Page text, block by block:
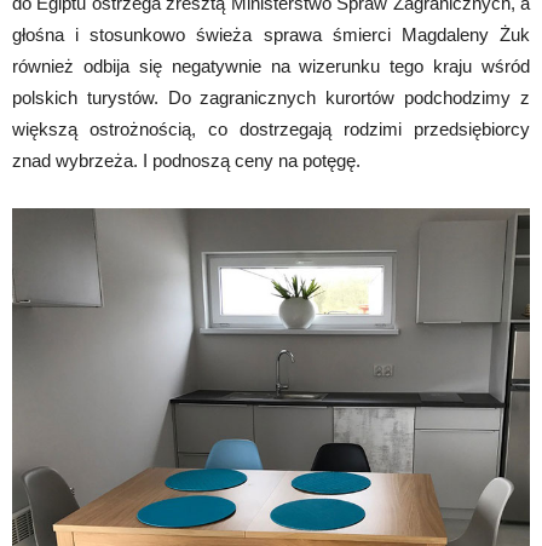
głośna i stosunkowo świeża sprawa śmierci Magdaleny Żuk
również odbija się negatywnie na wizerunku tego kraju wśród
polskich turystów. Do zagranicznych kurortów podchodzimy z
większą ostrożnością, co dostrzegają rodzimi przedsiębiorcy
znad wybrzeża. I podnoszą ceny na potęgę.